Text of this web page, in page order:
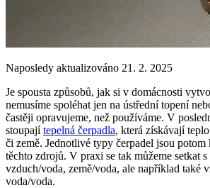
Naposledy aktualizováno 21. 2. 2025
Je spousta způsobů, jak si v domácnosti
nemusíme spoléhat jen na ústřední topení
častěji opravujeme, než používáme. V
stoupajítepelná čerpadla, která získávají
či země. Jednotlivé typy čerpadel jsou
těchto zdrojů. V praxi se tak můžeme setkat s
vzduch/voda, země/voda, ale například také
voda/voda.